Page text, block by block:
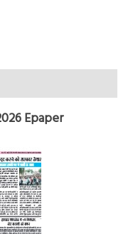
Epaper